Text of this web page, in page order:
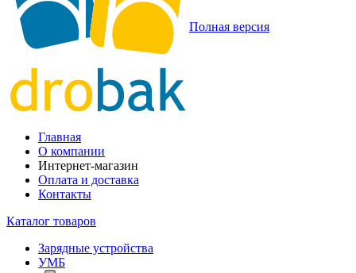
Полная версия
Главная
О компании
Интернет-магазин
Оплата и доставка
Контакты
Каталог товаров
Зарядные устройства
УМБ